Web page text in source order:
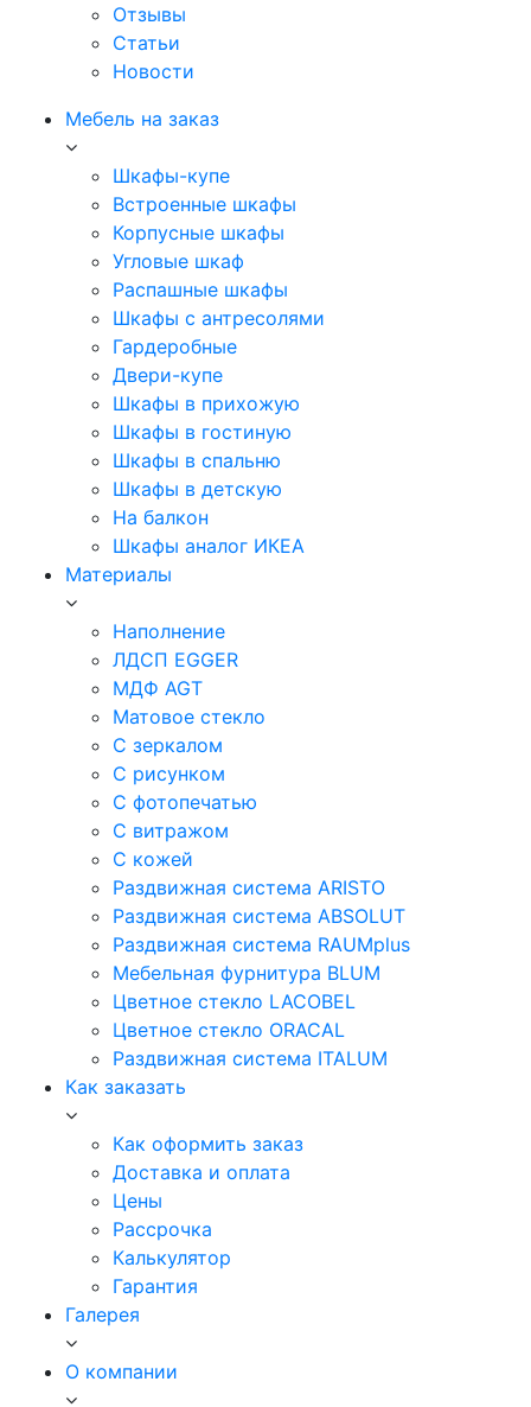
Отзывы
Статьи
Новости
Мебель на заказ
Шкафы-купе
Встроенные шкафы
Корпусные шкафы
Угловые шкаф
Распашные шкафы
Шкафы с антресолями
Гардеробные
Двери-купе
Шкафы в прихожую
Шкафы в гостиную
Шкафы в спальню
Шкафы в детскую
На балкон
Шкафы аналог ИКЕА
Материалы
Наполнение
ЛДСП EGGER
МДФ AGT
Матовое стекло
С зеркалом
С рисунком
С фотопечатью
С витражом
С кожей
Раздвижная система ARISTO
Раздвижная система ABSOLUT
Раздвижная система RAUMplus
Мебельная фурнитура BLUM
Цветное стекло LACOBEL
Цветное стекло ORACAL
Раздвижная система ITALUM
Как заказать
Как оформить заказ
Доставка и оплата
Цены
Рассрочка
Калькулятор
Гарантия
Галерея
О компании